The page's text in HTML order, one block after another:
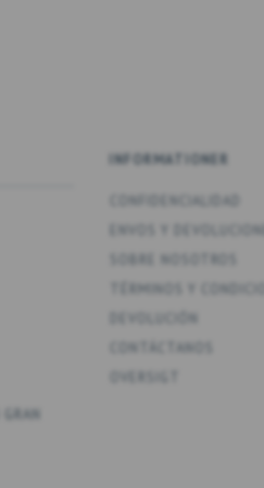
INFORMATIONER
CONFIDENCIALIDAD
TÉRMINOS Y
CONTÁCTANOS